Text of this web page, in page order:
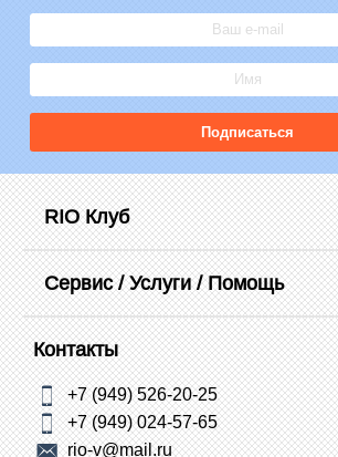
Подписаться
RIO Клуб
Сервис / Услуги / Помощь
Контакты
+7 (949) 526-20-25
+7 (949) 024-57-65
rio-v@mail.ru